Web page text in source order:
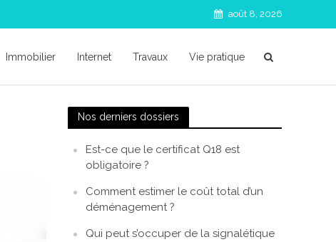
août 8, 2026
Immobilier Internet Travaux Vie pratique
Nos derniers dossiers
Est-ce que le certificat Q18 est
obligatoire ?
Comment estimer le coût total d’un
déménagement ?
Qui peut s’occuper de la signalétique